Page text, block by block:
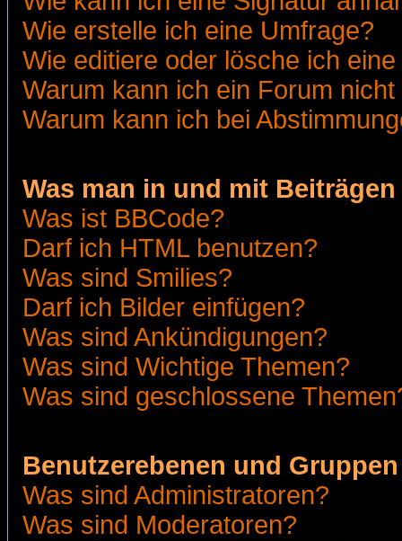
Wie erstelle ich eine Umfrage?
Wie editiere oder lösche ich
Warum kann ich ein Forum
Warum kann ich bei
Was man in und mit
Was ist BBCode?
Darf ich HTML benutzen?
Was sind Smilies?
Darf ich Bilder einfügen?
Was sind Ankündigungen?
Was sind Wichtige Themen?
Was sind geschlossene
Benutzerebenen und Gruppen
Was sind Administratoren?
Was sind Moderatoren?